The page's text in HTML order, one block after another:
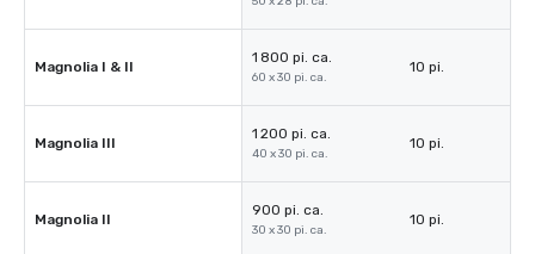
Magnolia I & II
1 800 pi. ca.
60 x 30 pi. ca.
10 pi.
Magnolia III
1 200 pi. ca.
40 x 30 pi. ca.
10 pi.
Magnolia II
900 pi. ca.
30 x 30 pi. ca.
10 pi.